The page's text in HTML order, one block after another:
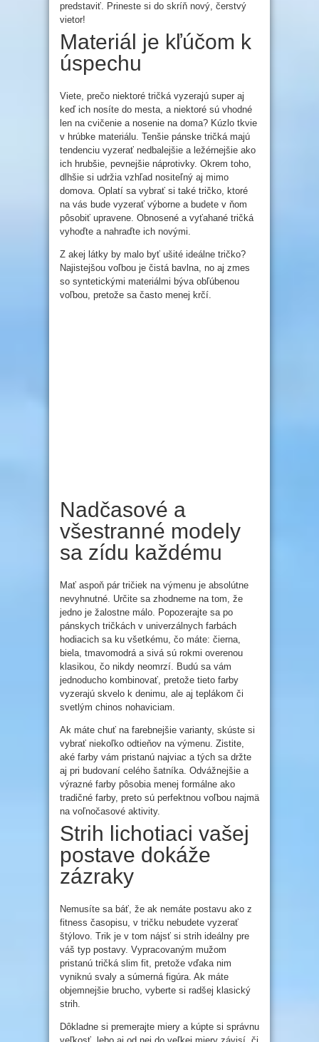
predstaviť. Prineste si do skríň nový, čerstvý
vietor!
Materiál je kľúčom k
úspechu
Viete, prečo niektoré tričká vyzerajú super aj
keď ich nosíte do mesta, a niektoré sú vhodné
len na cvičenie a nosenie na doma? Kúzlo tkvie
v hrúbke materiálu. Tenšie pánske tričká majú
tendenciu vyzerať nedbalejšie a ležérnejšie ako
ich hrubšie, pevnejšie náprotivky. Okrem toho,
dlhšie si udržia vzhľad nositeľný aj mimo
domova. Oplatí sa vybrať si také tričko, ktoré
na vás bude vyzerať výborne a budete v ňom
pôsobiť upravene. Obnosené a vyťahané tričká
vyhoďte a nahraďte ich novými.
Z akej látky by malo byť ušité ideálne tričko?
Najistejšou voľbou je čistá bavlna, no aj zmes
so syntetickými materiálmi býva obľúbenou
voľbou, pretože sa často menej krčí.
Nadčasové a
všestranné modely
sa zídu každému
Mať aspoň pár tričiek na výmenu je absolútne
nevyhnutné. Určite sa zhodneme na tom, že
jedno je žalostne málo. Popozerajte sa po
pánskych tričkách v univerzálnych farbách
hodiacich sa ku všetkému, čo máte: čierna,
biela, tmavomodrá a sivá sú rokmi overenou
klasikou, čo nikdy neomrzí. Budú sa vám
jednoducho kombinovať, pretože tieto farby
vyzerajú skvelo k denimu, ale aj teplákom či
svetlým chinos nohaviciam.
Ak máte chuť na farebnejšie varianty, skúste si
vybrať niekoľko odtieňov na výmenu. Zistite,
aké farby vám pristanú najviac a tých sa držte
aj pri budovaní celého šatníka. Odvážnejšie a
výrazné farby pôsobia menej formálne ako
tradičné farby, preto sú perfektnou voľbou najmä
na voľnočasové aktivity.
Strih lichotiaci vašej
postave dokáže
zázraky
Nemusíte sa báť, že ak nemáte postavu ako z
fitness časopisu, v tričku nebudete vyzerať
štýlovo. Trik je v tom nájsť si strih ideálny pre
váš typ postavy. Vypracovaným mužom
pristanú tričká slim fit, pretože vďaka nim
vyniknú svaly a súmerná figúra. Ak máte
objemnejšie brucho, vyberte si radšej klasický
strih.
Dôkladne si premerajte miery a kúpte si správnu